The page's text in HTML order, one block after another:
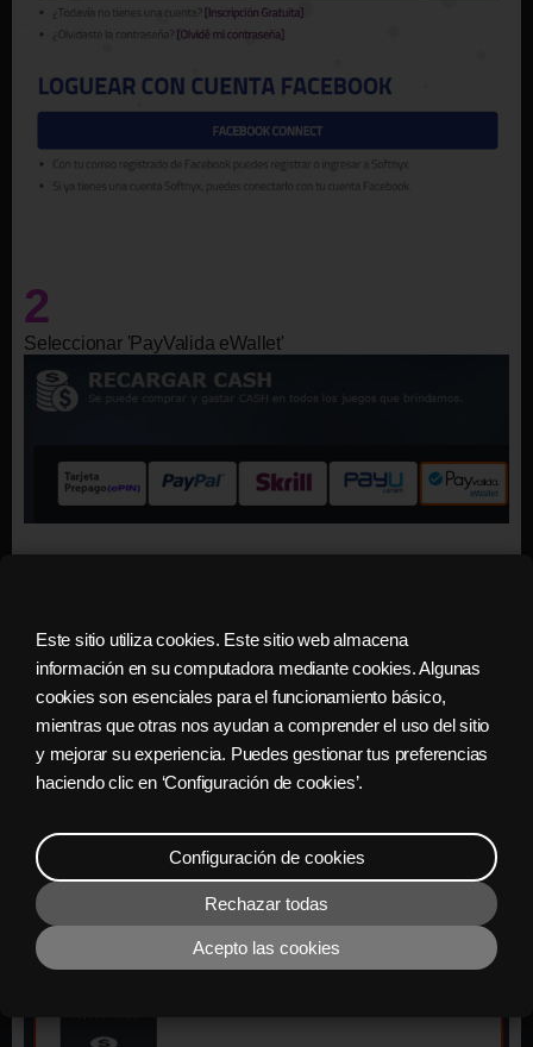
Este sitio utiliza cookies. Este sitio web almacena
información en su computadora mediante cookies. Algunas
cookies son esenciales para el funcionamiento básico,
mientras que otras nos ayudan a comprender el uso del sitio
y mejorar su experiencia. Puedes gestionar tus preferencias
haciendo clic en ‘Configuración de cookies’.
Configuración de cookies
Rechazar todas
Acepto las cookies
2
Seleccionar 'PayValida eWallet'
3
Seleccionar el monto de Cash